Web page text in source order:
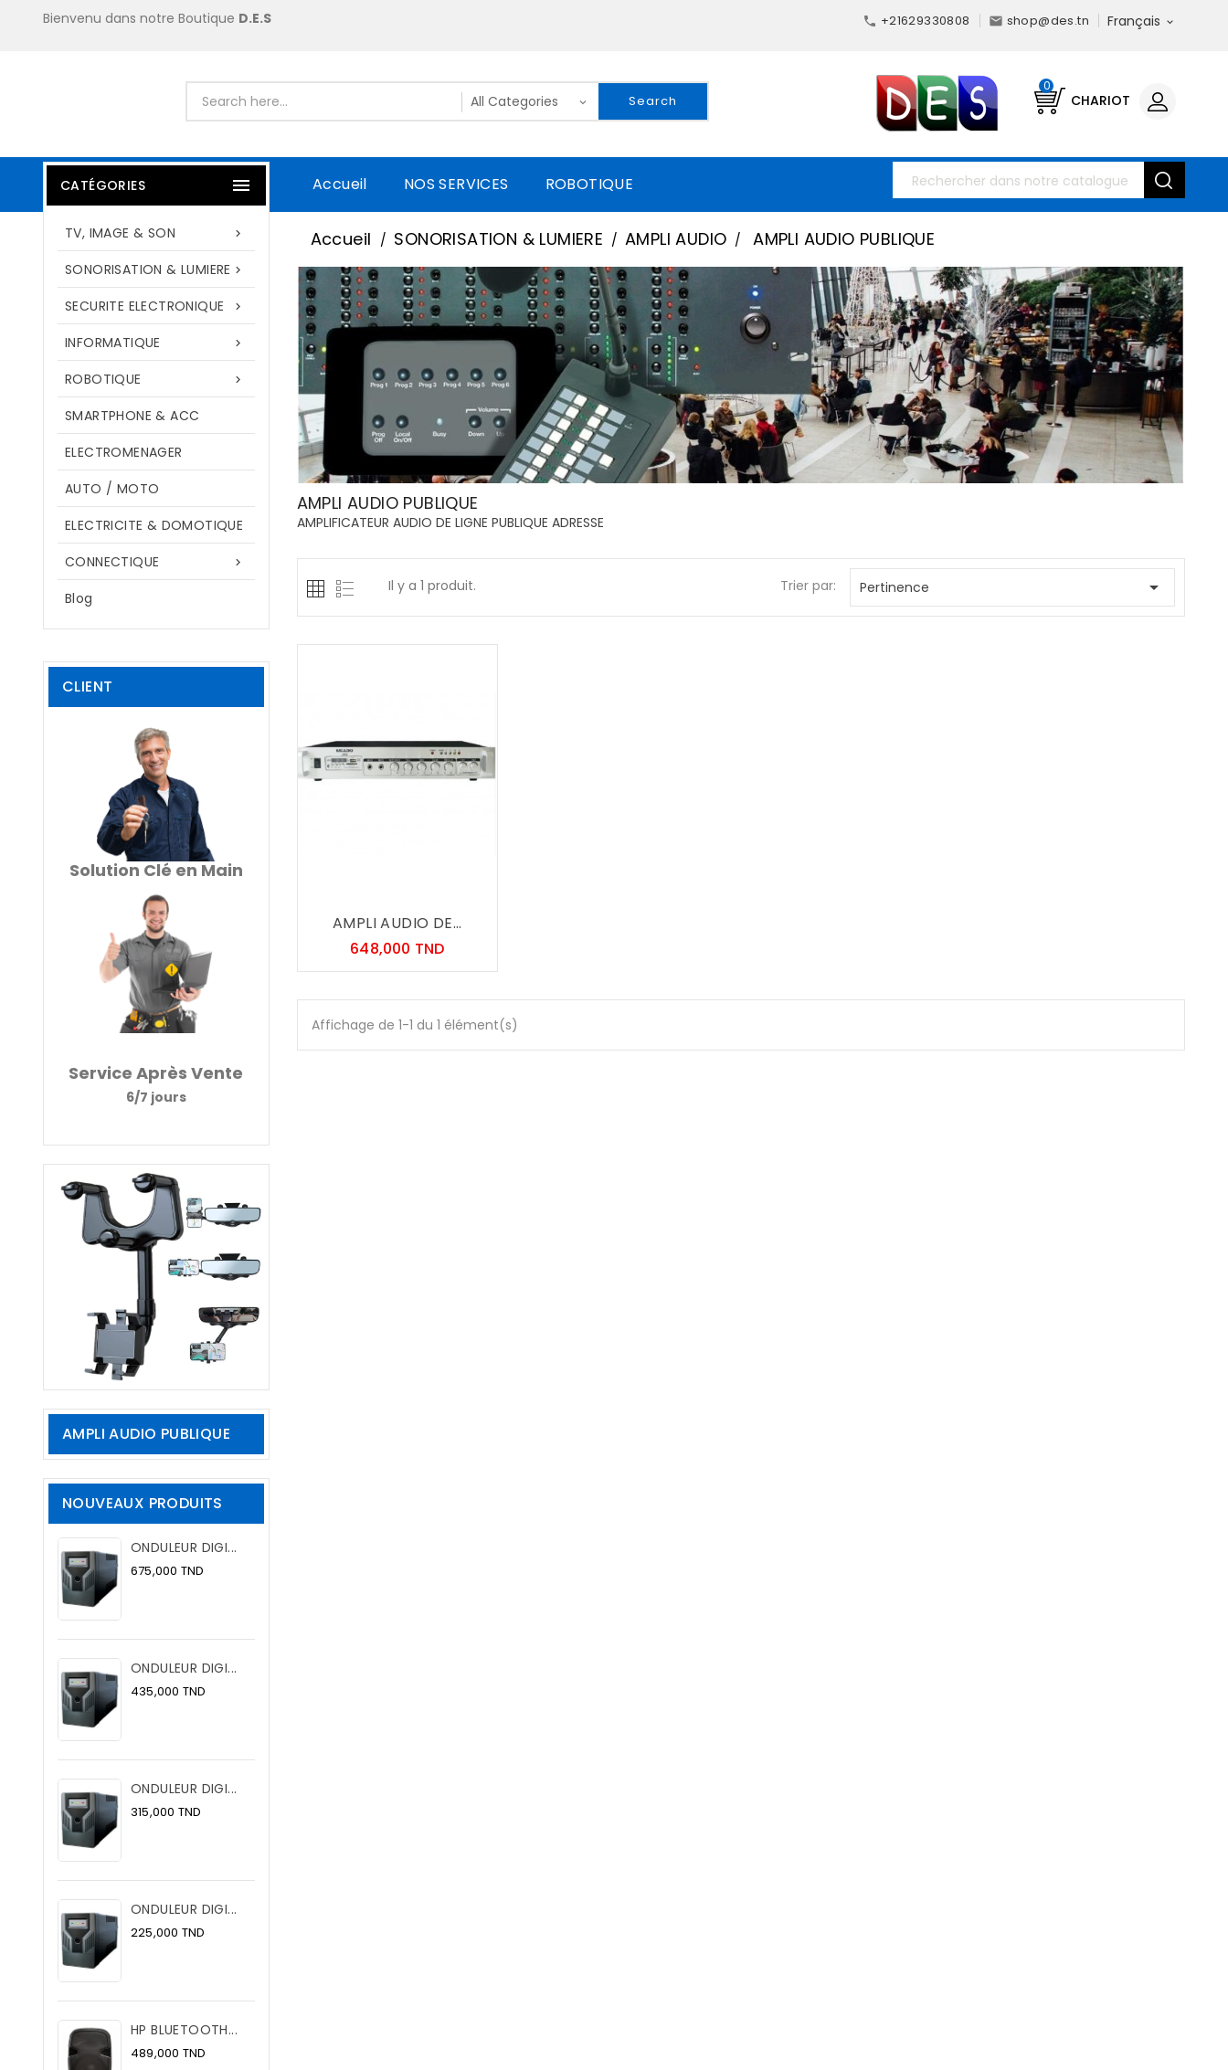
Bienvenu dans notre Boutique D.E.S Français 
 +21629330808  shop@des.tn
Search CHARIOT
0
Accueil NOS SERVICES ROBOTIQUE
CATÉGORIES 

TV, IMAGE & SON

SONORISATION & LUMIERE

SECURITE ELECTRONIQUE

INFORMATIQUE

ROBOTIQUE
SMARTPHONE & ACC
ELECTROMENAGER
AUTO / MOTO
ELECTRICITE & DOMOTIQUE

CONNECTIQUE
Blog
CLIENT
Solution Clé en Main
Service Après Vente
6/7 jours
AMPLI AUDIO PUBLIQUE
NOUVEAUX PRODUITS
ONDULEUR DIGI...
675,000 TND
ONDULEUR DIGI...
435,000 TND
ONDULEUR DIGI...
315,000 TND
ONDULEUR DIGI...
225,000 TND
HP BLUETOOTH...
489,000 TND
Accueil SONORISATION & LUMIERE AMPLI AUDIO AMPLI AUDIO PUBLIQUE
AMPLI AUDIO PUBLIQUE
AMPLIFICATEUR AUDIO DE LIGNE PUBLIQUE ADRESSE
Il y a 1 produit. Trier par: Pertinence 
AMPLI AUDIO DE...
648,000 TNDPrix
Affichage de 1-1 du 1 élément(s)